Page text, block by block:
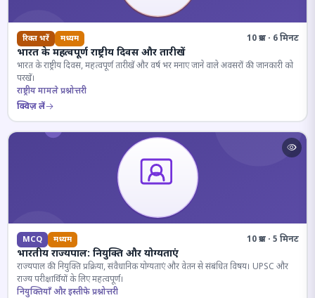
रिक्त भरें मध्यम 10 प्रश्न · 6 मिनट
भारत के महत्वपूर्ण राष्ट्रीय दिवस और तारीखें
भारत के राष्ट्रीय दिवस, महत्वपूर्ण तारीखें और वर्ष भर मनाए जाने वाले अवसरों की जानकारी को
परखें।
राष्ट्रीय मामले प्रश्नोत्तरी
क्विज़ लें
MCQ मध्यम 10 प्रश्न · 5 मिनट
भारतीय राज्यपाल: नियुक्ति और योग्यताएं
राज्यपाल की नियुक्ति प्रक्रिया, संवैधानिक योग्यताएं और वेतन से संबंधित विषय। UPSC और
राज्य परीक्षार्थियों के लिए महत्वपूर्ण।
नियुक्तियाँ और इस्तीफे प्रश्नोत्तरी